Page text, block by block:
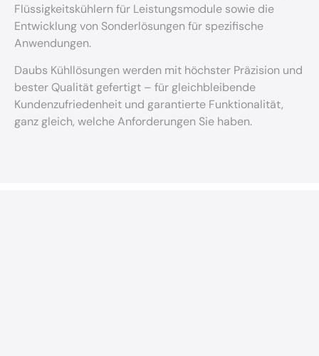
Flüssigkeitskühlern für Leistungsmodule sowie die
Entwicklung von Sonderlösungen für spezifische
Anwendungen.
Daubs Kühllösungen werden mit höchster Präzision und
bester Qualität gefertigt – für gleichbleibende
Kundenzufriedenheit und garantierte Funktionalität,
ganz gleich, welche Anforderungen Sie haben.